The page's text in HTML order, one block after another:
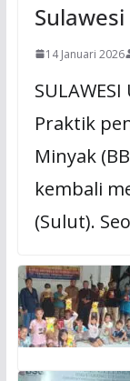
14 Januari 2026
SULAWESI
Praktik
Minyak
kembali
(Sulut).